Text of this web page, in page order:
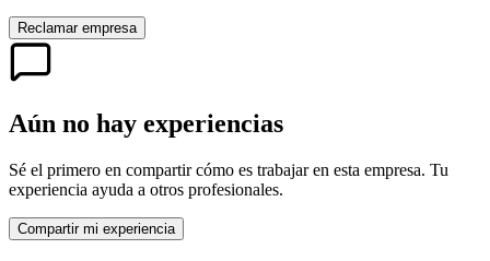
Reclamar empresa
Aún no hay experiencias
Sé el primero en compartir cómo es trabajar en esta empresa. Tu
experiencia ayuda a otros profesionales.
Compartir mi experiencia